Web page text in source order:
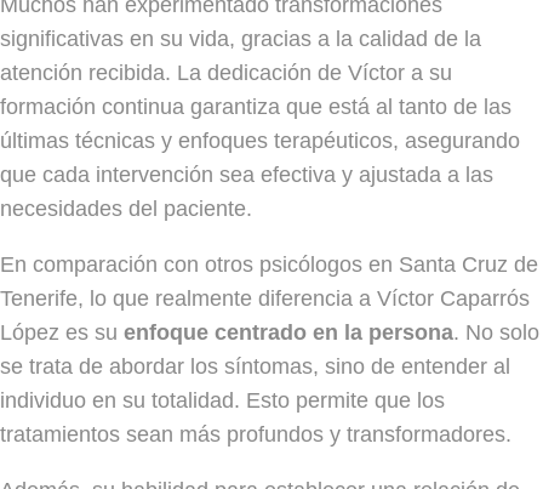
significativas en su vida, gracias a la calidad de la
atención recibida. La dedicación de Víctor a su
formación continua garantiza que está al tanto de las
últimas técnicas y enfoques terapéuticos, asegurando
que cada intervención sea efectiva y ajustada a las
necesidades del paciente.
En comparación con otros psicólogos en Santa Cruz de
Tenerife, lo que realmente diferencia a Víctor Caparrós
López es su enfoque centrado en la persona. No solo
se trata de abordar los síntomas, sino de entender al
individuo en su totalidad. Esto permite que los
tratamientos sean más profundos y transformadores.